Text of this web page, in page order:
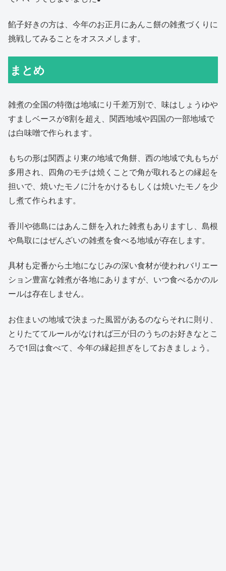
餡子好きの方は、今年のお正月にあんこ餅の雑煮づくりに
挑戦してみることをオススメします。
まとめ
雑煮の全国の特徴は地域にり千差万別で、味はしょうゆや
すましベースが8割を超え、関西地域や四国の一部地域で
は白味噌で作られます。
もちの形は関西より東の地域で角餅、西の地域で丸もちが
多用され、四角のモチは焼くことで角が取れるとの縁起を
担いで、焼いたモノに汁をかけるもしくは焼いたモノを少
し煮て作られます。
香川や徳島にはあんこ餅を入れた雑煮もありますし、島根
や鳥取にはぜんざいの雑煮を食べる地域が存在します。
具材も定番から土地になじみの深い食材が使われバリエー
ション豊富な雑煮が各地にありますが、いつ食べるかのル
ールは存在しません。
お住まいの地域で決まった風習があるのならそれに則り、
とりたててルールがなければ三が日のうちのお好きなとこ
ろで1回は食べて、今年の縁起担ぎをしておきましょう。